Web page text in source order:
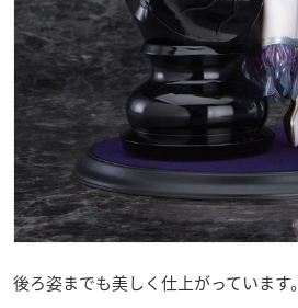
後ろ姿までも美しく仕上がっています。